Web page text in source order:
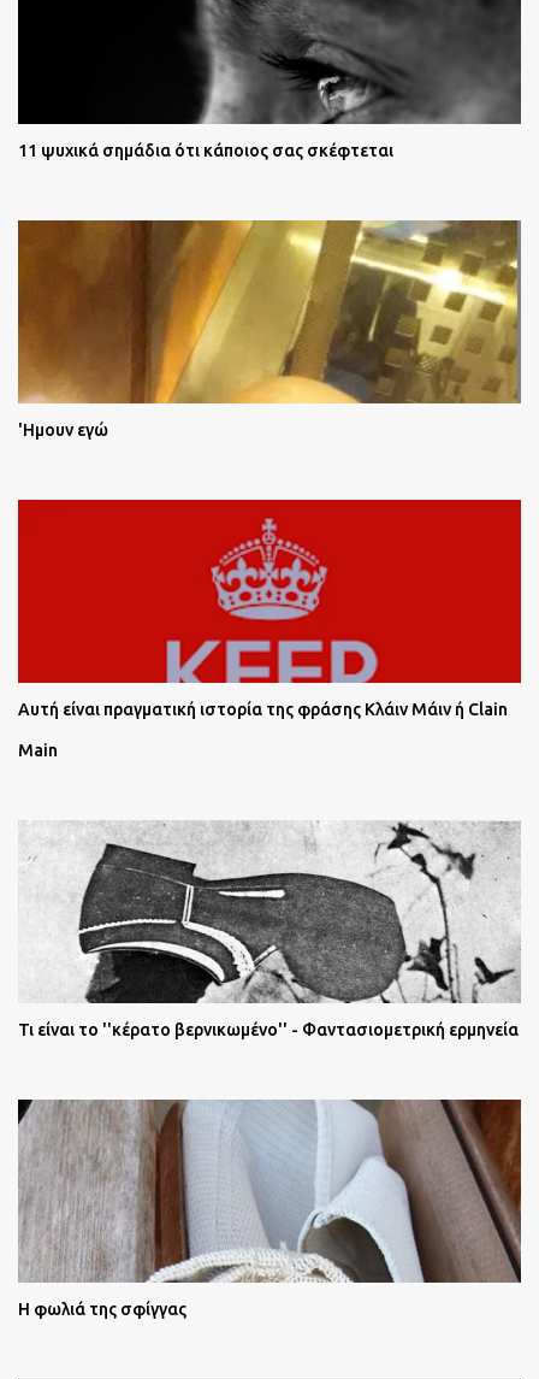
11 ψυχικά σημάδια ότι κάποιος σας σκέφτεται
'Ημουν εγώ
Αυτή είναι πραγματική ιστορία της φράσης Κλάιν Μάιν ή Clain
Main
Τι είναι το ''κέρατο βερνικωμένο'' - Φαντασιομετρική ερμηνεία
Η φωλιά της σφίγγας